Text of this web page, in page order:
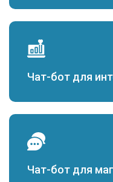
Чат-бот для
Чат-бот для